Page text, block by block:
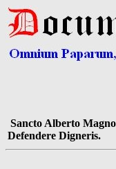
Sancto Alberto
Defendere Digneris.